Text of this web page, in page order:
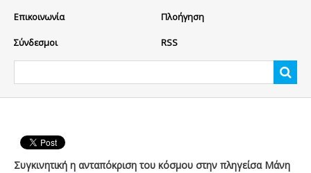
Eπικοινωνία Πλοήγηση
Σύνδεσμοι RSS
Συγκινητική η ανταπόκριση του κόσμου στην πληγείσα Μάνη